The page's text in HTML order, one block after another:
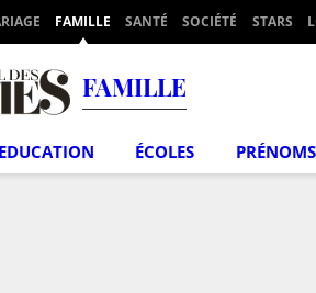
FAMILLE SANTÉ SOCIÉTÉ STARS
FAMILLE
EDUCATION ÉCOLES PRÉNOMS